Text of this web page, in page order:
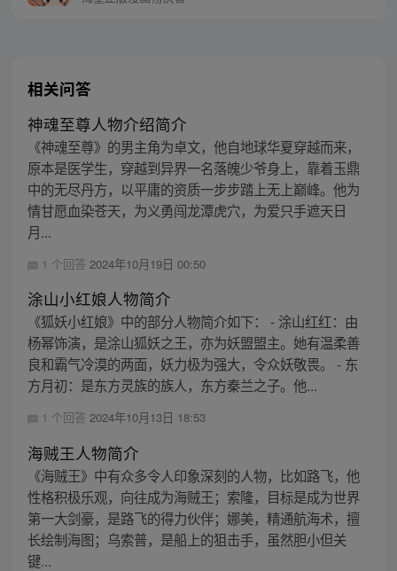
相关问答
神魂至尊人物介绍简介
《神魂至尊》的男主角为卓文，他自地球华夏穿越而来，
原本是医学生，穿越到异界一名落魄少爷身上，靠着玉鼎
中的无尽丹方，以平庸的资质一步步踏上无上巅峰。他为
情甘愿血染苍天，为义勇闯龙潭虎穴，为爱只手遮天日
月...
1 个回答 2024年10月19日 00:50
涂山小红娘人物简介
《狐妖小红娘》中的部分人物简介如下： - 涂山红红：由
杨幂饰演，是涂山狐妖之王，亦为妖盟盟主。她有温柔善
良和霸气冷漠的两面，妖力极为强大，令众妖敬畏。 - 东
方月初：是东方灵族的族人，东方秦兰之子。他...
1 个回答 2024年10月13日 18:53
海贼王人物简介
《海贼王》中有众多令人印象深刻的人物，比如路飞，他
性格积极乐观，向往成为海贼王；索隆，目标是成为世界
第一大剑豪，是路飞的得力伙伴；娜美，精通航海术，擅
长绘制海图；乌索普，是船上的狙击手，虽然胆小但关
键...